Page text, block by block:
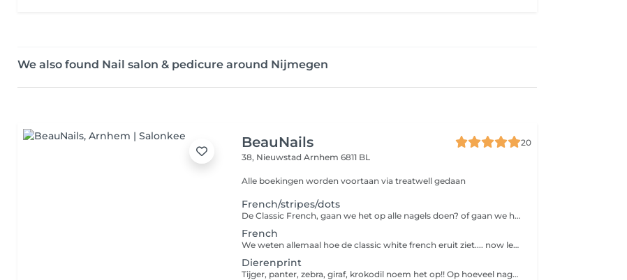
We also found Nail salon & pedicure around Nijmegen
BeauNails
20
38, NieuwstadArnhem 6811 BL
Alle boekingen worden voortaan via treatwell gedaan
French/stripes/dots
De Classic French, gaan we het op alle nagels doen? of gaan we het combineren met andere nail art? komt er meer nail art bij vergeet dan niet deze extra te boeken<3 Let op! chrome french valt onder level 2 nail art, boek de chrome nog extra erbij , deze vind je bij categorie nail art level 2
French
We weten allemaal hoe de classic white french eruit ziet.... now lets spice it up a bit more French in verschillende kleuren, een dubbele french, alle nagels een andere kleur french... noem het maar op!! selecteer op hoeveel vingers we het gaan doen<3
Dierenprint
Tijger, panter, zebra, giraf, krokodil noem het op!! Op hoeveel nagels durf jij het aan?